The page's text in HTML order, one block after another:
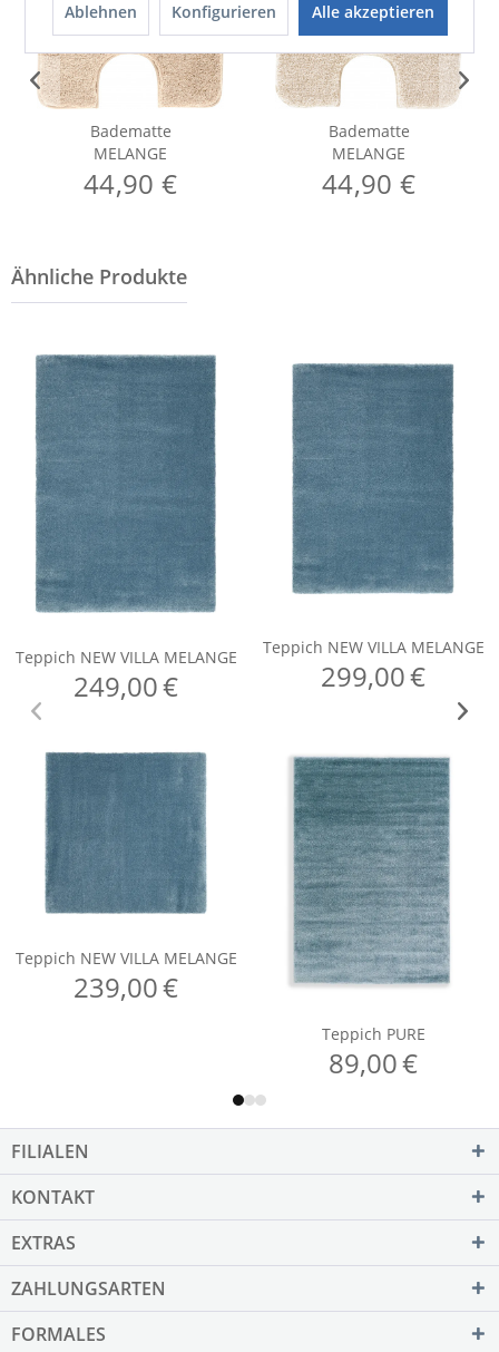
Badematte
MELANGE
44,90 €
Badematte
MELANGE
44,90 €
FILIALEN
KONTAKT
EXTRAS
ZAHLUNGSARTEN
FORMALES
Ablehnen Konfigurieren Alle akzeptieren